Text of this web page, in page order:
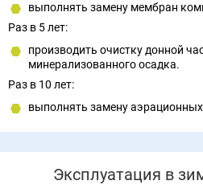
выполнять замену мембран
Раз в 5 лет:
производить очистку донной
минерализованного осадка.
Раз в 10 лет:
выполнять замену
Эксплуатация в